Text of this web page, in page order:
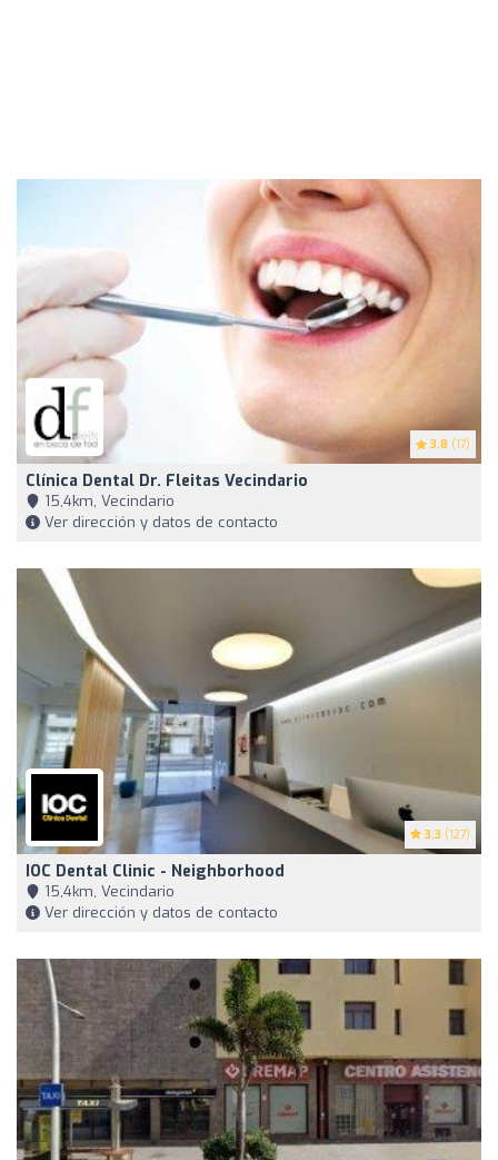
3.8 (17)
Clínica Dental Dr. Fleitas Vecindario
15,4km, Vecindario
Ver dirección y datos de contacto
3.3 (127)
IOC Dental Clinic - Neighborhood
15,4km, Vecindario
Ver dirección y datos de contacto